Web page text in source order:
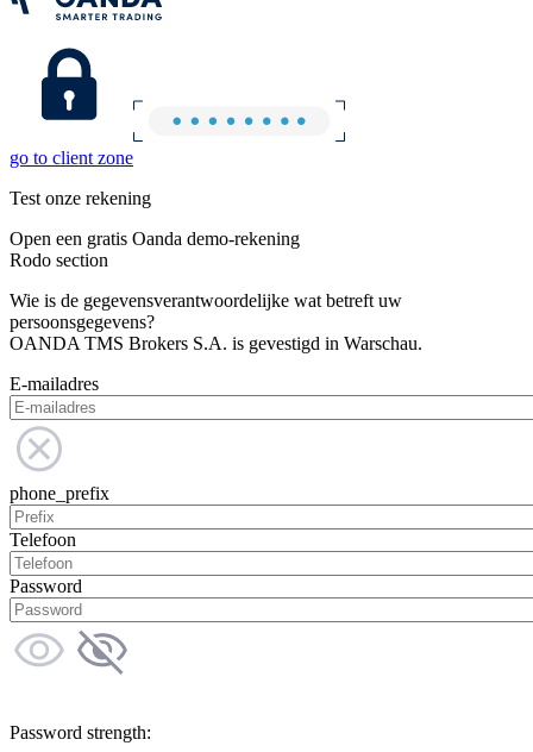
go to client zone
Test onze rekening
Open een gratis Oanda demo-rekening
Rodo section
Wie is de gegevensverantwoordelijke wat betreft uw
persoonsgegevens?
OANDA TMS Brokers S.A. is gevestigd in Warschau.
E-mailadres
phone_prefix
Telefoon
Password
Password strength: